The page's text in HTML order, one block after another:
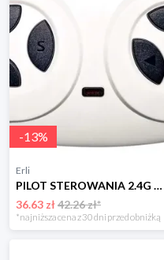
-13%
Erli
PILOT STEROWANIA 2.4G DO AUT AUTA NA AKUMULATOR Kontroler JR TYP 2
36.63 zł42.26 zł*
*najniższa cena z 30 dni przed obniżką